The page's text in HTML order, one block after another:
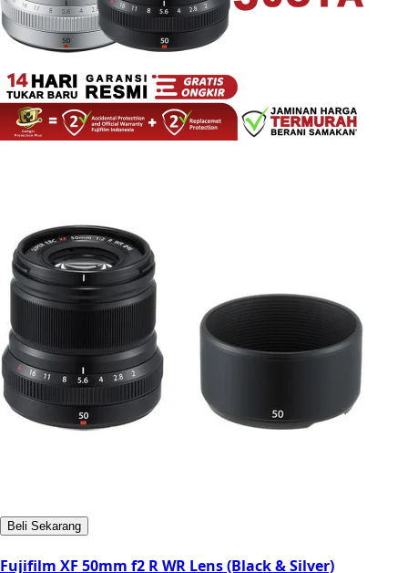
Beli Sekarang
Fujifilm XF 50mm f2 R WR Lens (Black & Silver)